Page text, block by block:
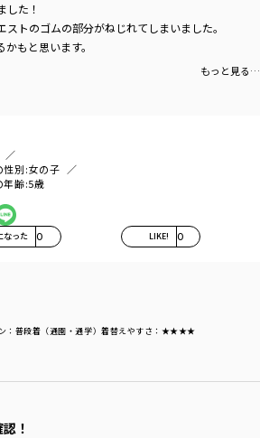
した！
トのゴムの部分がねじれてしまいました。
もと思います。
もっと見る…
性別:女の子
年齢:5歳
なった 0 LIKE! 0
：普段着（通園・通学）着替えやすさ ：★★★★
！